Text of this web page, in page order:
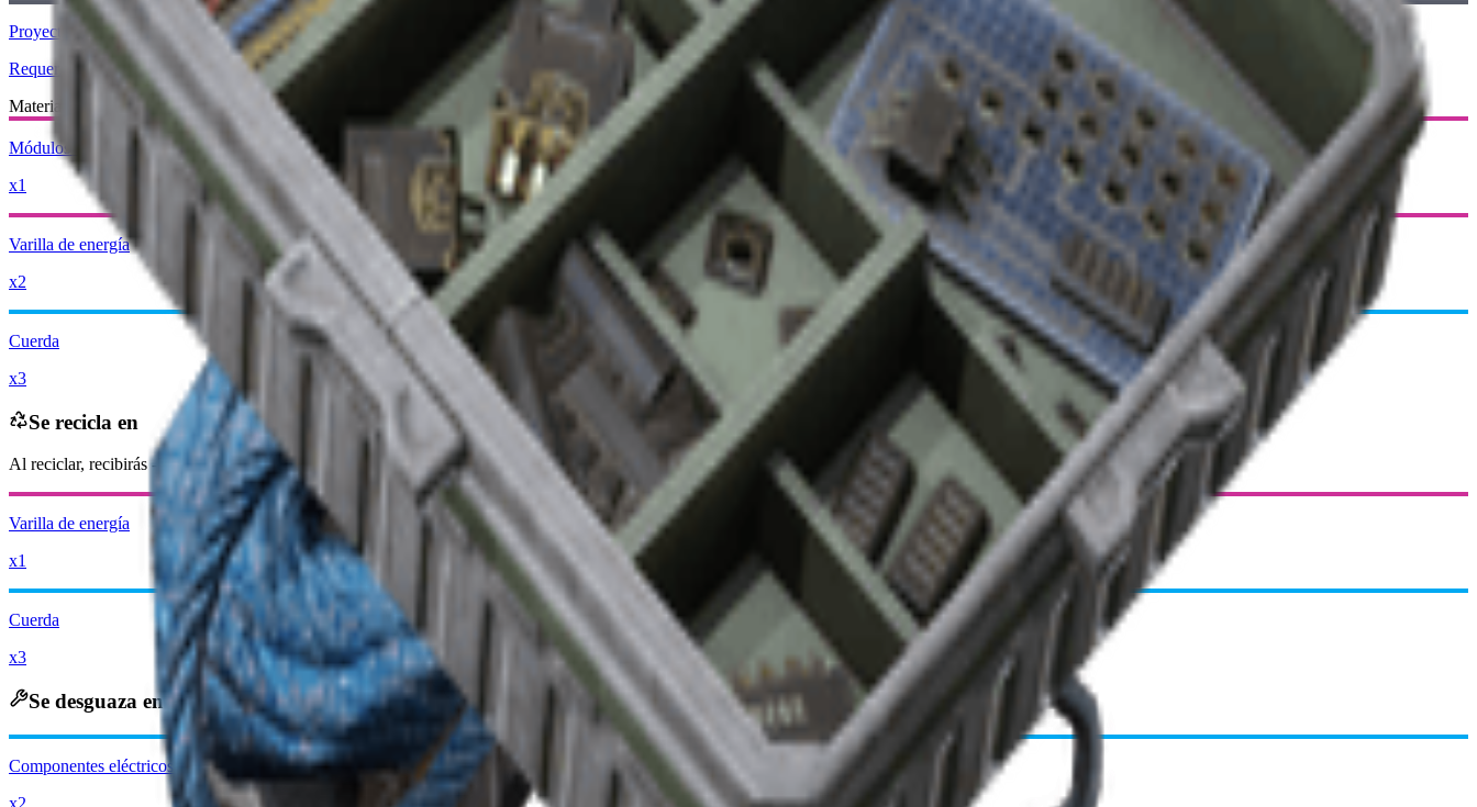
Proyecto del mosquetón
Requerido
Materiales Requeridos:
Módulos del Éxodo
x1
Varilla de energía
x2
Cuerda
x3
Se recicla en
Al reciclar, recibirás -7500 menos Monedas Raider
Varilla de energía
x1
Cuerda
x3
Se desguaza en
Componentes eléctricos avanzados
x2